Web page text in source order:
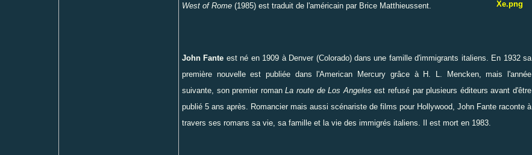
West of Rome (1985) est traduit de l'américain par Brice Matthieussent.
John Fante est né en 1909 à Denver (Colorado) dans une famille d'immigrants italiens. En 1932 sa
première nouvelle est publiée dans l'American Mercury grâce à H. L. Mencken, mais l'année
suivante, son premier romanLa route de Los Angeles est refusé par plusieurs éditeurs avant d'être
publié 5 ans après. Romancier mais aussi scénariste de films pour Hollywood, John Fante raconte à
travers ses romans sa vie, sa famille et la vie des immigrés italiens. Il est mort en 1983.